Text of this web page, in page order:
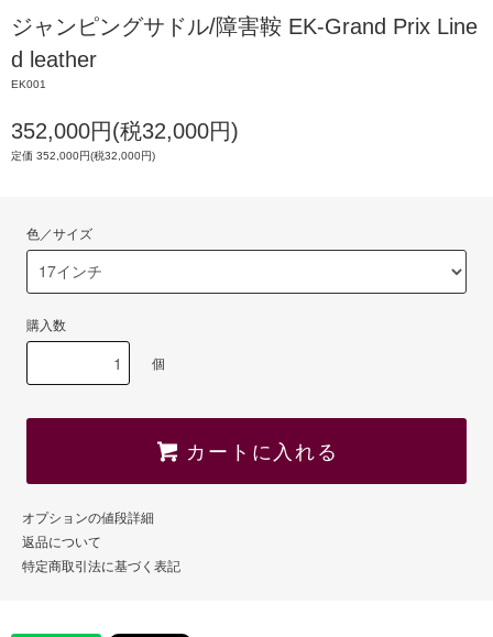
ジャンピングサドル/障害鞍 EK-Grand Prix Line
d leather
EK001
352,000円(税32,000円)
定価 352,000円(税32,000円)
色／サイズ
購入数
個
カートに入れる
オプションの値段詳細
返品について
特定商取引法に基づく表記